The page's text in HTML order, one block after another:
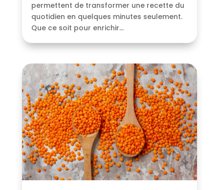
permettent de transformer une recette du
quotidien en quelques minutes seulement.
Que ce soit pour enrichir...